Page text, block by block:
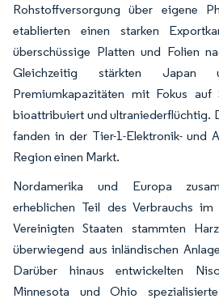
Rohstoffversorgung über eigene
etablierten einen starken
überschüssige Platten und Folien
Gleichzeitig stärkten Japan
Premiumkapazitäten mit Fokus auf
bioattribuiert und ultraniederflüchtig.
fanden in der Tier-1-Elektronik- und
Region einen Markt.
Nordamerika und Europa
erheblichen Teil des Verbrauchs
Vereinigten Staaten stammten
überwiegend aus inländischen
Darüber hinaus entwickelten
Minnesota und Ohio